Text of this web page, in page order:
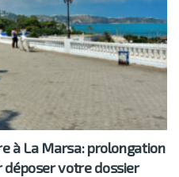
à La Marsa: prolongation
déposer votre dossier